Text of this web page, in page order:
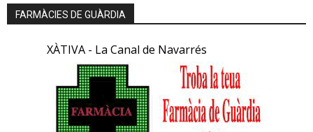
FARMÀCIES DE GUÀRDIA
XÀTIVA - La Canal de Navarrés